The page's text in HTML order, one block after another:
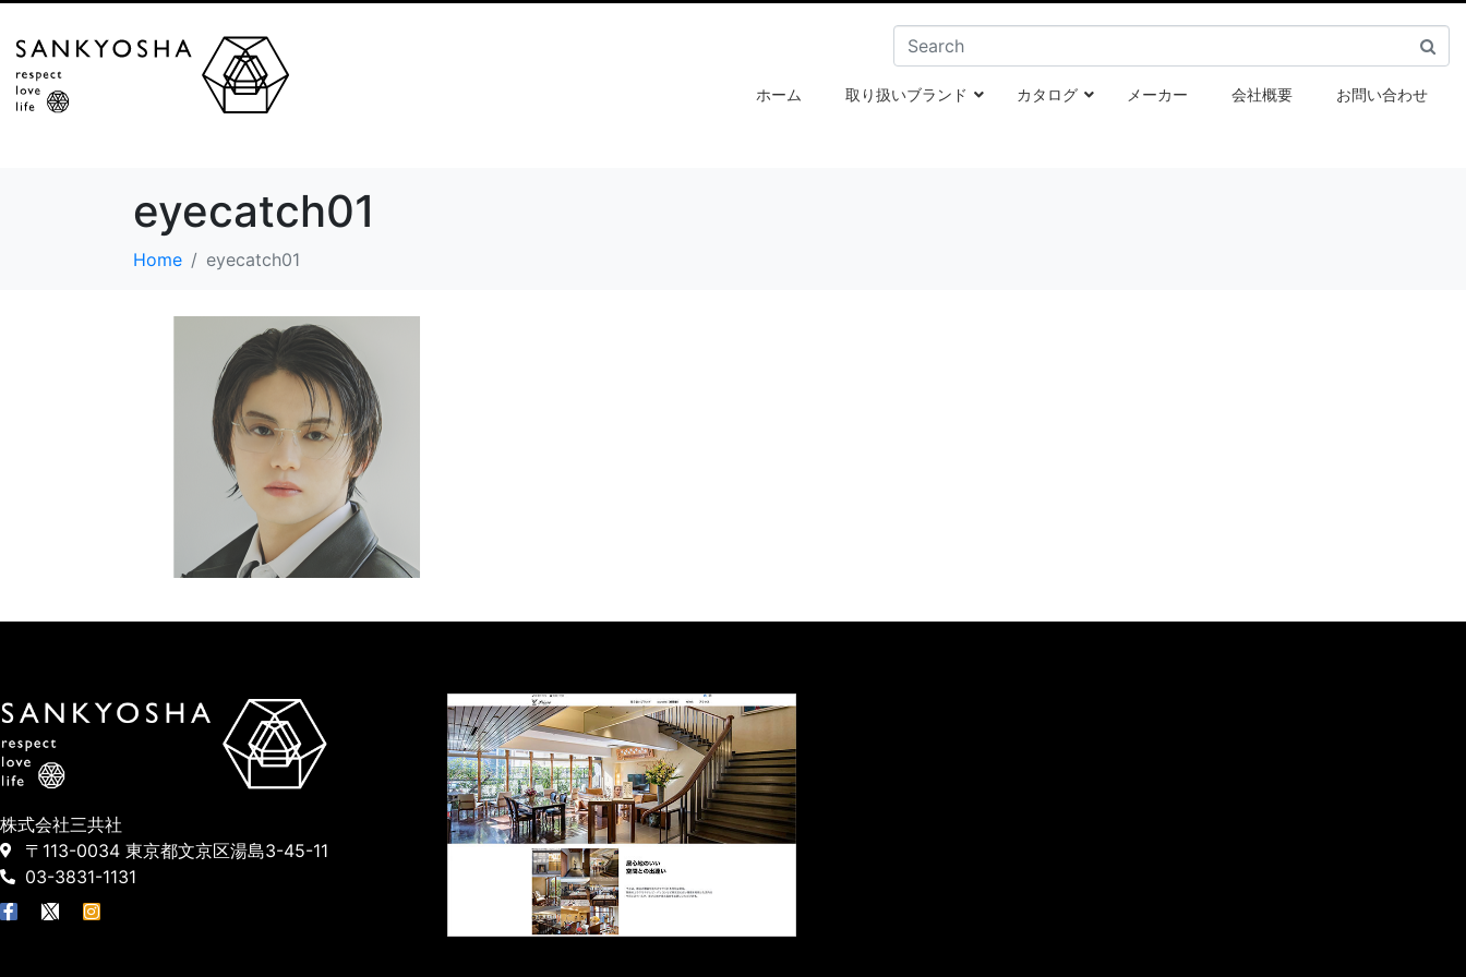
ホーム 取り扱いブランド カタログ メーカー 会社概要 お問い合わせ
eyecatch01
Home eyecatch01
株式会社三共社
〒113-0034 東京都文京区湯島3-45-11
03-3831-1131